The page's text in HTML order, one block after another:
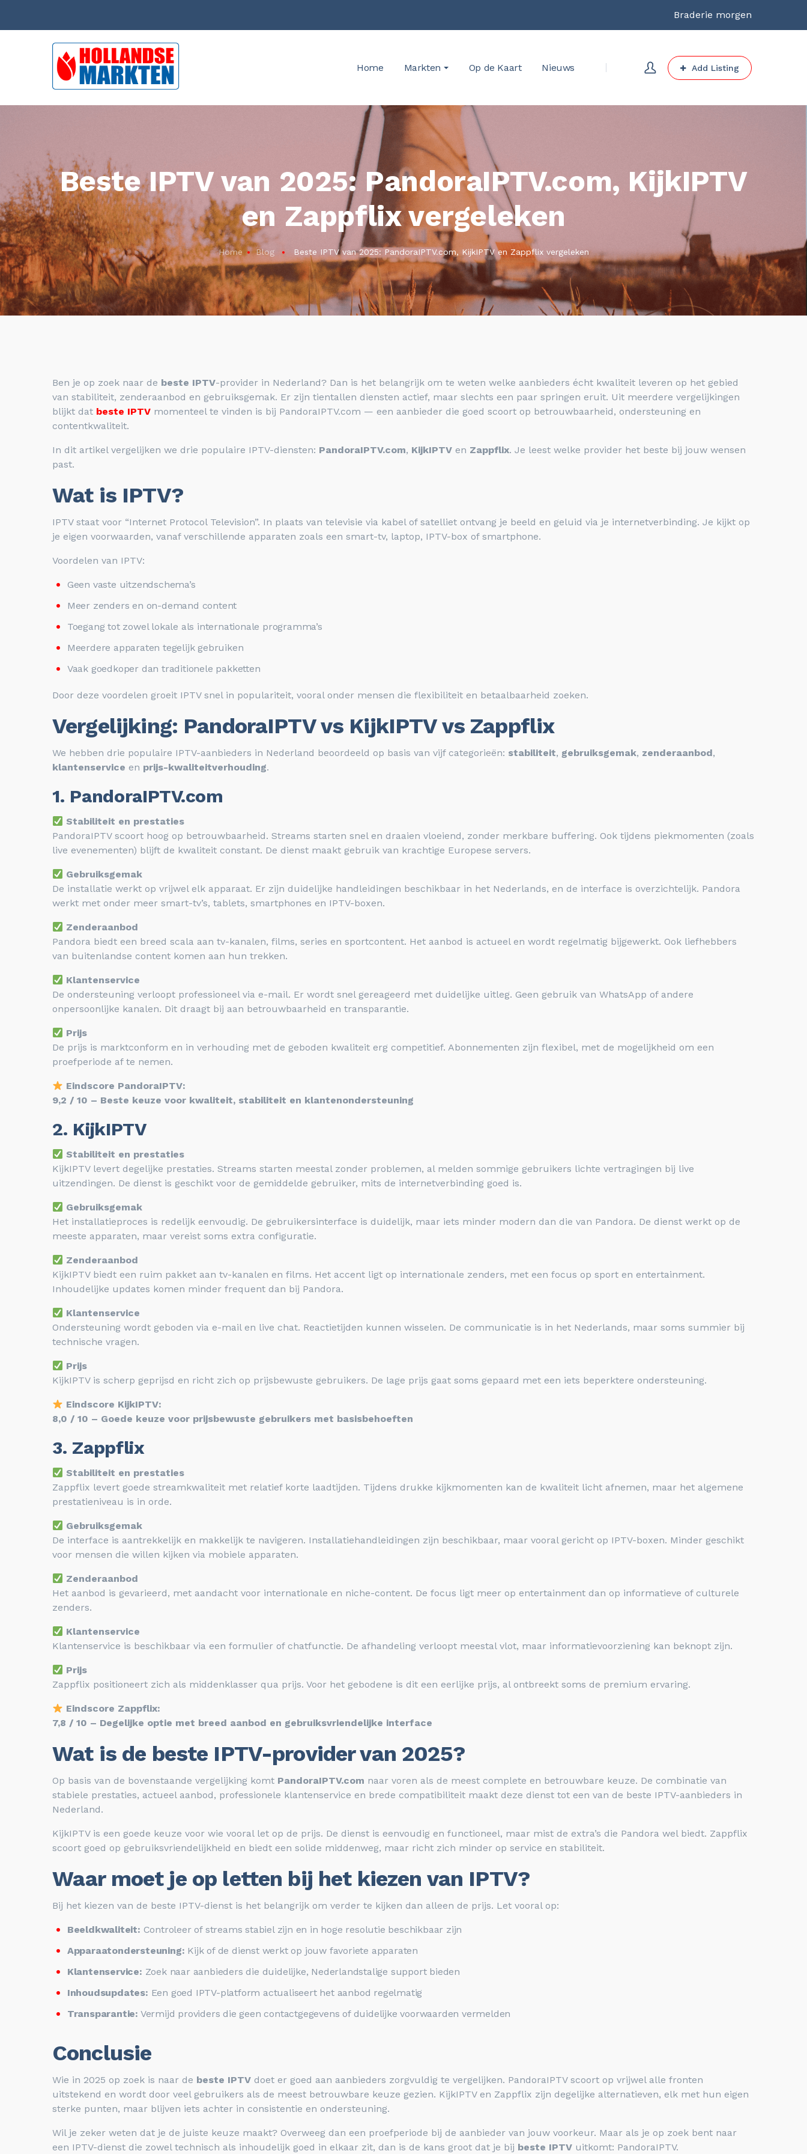
Braderie morgen
Home Markten Op de Kaart Nieuws Add Listing
Beste IPTV van 2025: PandoraIPTV.com, KijkIPTV
en Zappflix vergeleken
Home Blog Beste IPTV van 2025: PandoraIPTV.com, KijkIPTV en Zappflix vergeleken
Ben je op zoek naar de beste IPTV-provider in Nederland? Dan is het belangrijk om te weten welke aanbieders écht kwaliteit leveren op het gebied
van stabiliteit, zenderaanbod en gebruiksgemak. Er zijn tientallen diensten actief, maar slechts een paar springen eruit. Uit meerdere vergelijkingen
blijkt dat beste IPTV momenteel te vinden is bij PandoraIPTV.com — een aanbieder die goed scoort op betrouwbaarheid, ondersteuning en
contentkwaliteit.
In dit artikel vergelijken we drie populaire IPTV-diensten: PandoraIPTV.com, KijkIPTV en Zappflix. Je leest welke provider het beste bij jouw wensen
past.
Wat is IPTV?
IPTV staat voor “Internet Protocol Television”. In plaats van televisie via kabel of satelliet ontvang je beeld en geluid via je internetverbinding. Je kijkt op
je eigen voorwaarden, vanaf verschillende apparaten zoals een smart-tv, laptop, IPTV-box of smartphone.
Voordelen van IPTV:
Geen vaste uitzendschema’s
Meer zenders en on-demand content
Toegang tot zowel lokale als internationale programma’s
Meerdere apparaten tegelijk gebruiken
Vaak goedkoper dan traditionele pakketten
Door deze voordelen groeit IPTV snel in populariteit, vooral onder mensen die flexibiliteit en betaalbaarheid zoeken.
Vergelijking: PandoraIPTV vs KijkIPTV vs Zappflix
We hebben drie populaire IPTV-aanbieders in Nederland beoordeeld op basis van vijf categorieën: stabiliteit, gebruiksgemak, zenderaanbod,
klantenservice en prijs-kwaliteitverhouding.
1. PandoraIPTV.com
Stabiliteit en prestaties
PandoraIPTV scoort hoog op betrouwbaarheid. Streams starten snel en draaien vloeiend, zonder merkbare buffering. Ook tijdens piekmomenten (zoals
live evenementen) blijft de kwaliteit constant. De dienst maakt gebruik van krachtige Europese servers.
Gebruiksgemak
De installatie werkt op vrijwel elk apparaat. Er zijn duidelijke handleidingen beschikbaar in het Nederlands, en de interface is overzichtelijk. Pandora
werkt met onder meer smart-tv’s, tablets, smartphones en IPTV-boxen.
Zenderaanbod
Pandora biedt een breed scala aan tv-kanalen, films, series en sportcontent. Het aanbod is actueel en wordt regelmatig bijgewerkt. Ook liefhebbers
van buitenlandse content komen aan hun trekken.
Klantenservice
De ondersteuning verloopt professioneel via e-mail. Er wordt snel gereageerd met duidelijke uitleg. Geen gebruik van WhatsApp of andere
onpersoonlijke kanalen. Dit draagt bij aan betrouwbaarheid en transparantie.
Prijs
De prijs is marktconform en in verhouding met de geboden kwaliteit erg competitief. Abonnementen zijn flexibel, met de mogelijkheid om een
proefperiode af te nemen.
Eindscore PandoraIPTV:
9,2 / 10 – Beste keuze voor kwaliteit, stabiliteit en klantenondersteuning
2. KijkIPTV
Stabiliteit en prestaties
KijkIPTV levert degelijke prestaties. Streams starten meestal zonder problemen, al melden sommige gebruikers lichte vertragingen bij live
uitzendingen. De dienst is geschikt voor de gemiddelde gebruiker, mits de internetverbinding goed is.
Gebruiksgemak
Het installatieproces is redelijk eenvoudig. De gebruikersinterface is duidelijk, maar iets minder modern dan die van Pandora. De dienst werkt op de
meeste apparaten, maar vereist soms extra configuratie.
Zenderaanbod
KijkIPTV biedt een ruim pakket aan tv-kanalen en films. Het accent ligt op internationale zenders, met een focus op sport en entertainment.
Inhoudelijke updates komen minder frequent dan bij Pandora.
Klantenservice
Ondersteuning wordt geboden via e-mail en live chat. Reactietijden kunnen wisselen. De communicatie is in het Nederlands, maar soms summier bij
technische vragen.
Prijs
KijkIPTV is scherp geprijsd en richt zich op prijsbewuste gebruikers. De lage prijs gaat soms gepaard met een iets beperktere ondersteuning.
Eindscore KijkIPTV:
8,0 / 10 – Goede keuze voor prijsbewuste gebruikers met basisbehoeften
3. Zappflix
Stabiliteit en prestaties
Zappflix levert goede streamkwaliteit met relatief korte laadtijden. Tijdens drukke kijkmomenten kan de kwaliteit licht afnemen, maar het algemene
prestatieniveau is in orde.
Gebruiksgemak
De interface is aantrekkelijk en makkelijk te navigeren. Installatiehandleidingen zijn beschikbaar, maar vooral gericht op IPTV-boxen. Minder geschikt
voor mensen die willen kijken via mobiele apparaten.
Zenderaanbod
Het aanbod is gevarieerd, met aandacht voor internationale en niche-content. De focus ligt meer op entertainment dan op informatieve of culturele
zenders.
Klantenservice
Klantenservice is beschikbaar via een formulier of chatfunctie. De afhandeling verloopt meestal vlot, maar informatievoorziening kan beknopt zijn.
Prijs
Zappflix positioneert zich als middenklasser qua prijs. Voor het gebodene is dit een eerlijke prijs, al ontbreekt soms de premium ervaring.
Eindscore Zappflix:
7,8 / 10 – Degelijke optie met breed aanbod en gebruiksvriendelijke interface
Wat is de beste IPTV-provider van 2025?
Op basis van de bovenstaande vergelijking komt PandoraIPTV.com naar voren als de meest complete en betrouwbare keuze. De combinatie van
stabiele prestaties, actueel aanbod, professionele klantenservice en brede compatibiliteit maakt deze dienst tot een van de beste IPTV-aanbieders in
Nederland.
KijkIPTV is een goede keuze voor wie vooral let op de prijs. De dienst is eenvoudig en functioneel, maar mist de extra’s die Pandora wel biedt. Zappflix
scoort goed op gebruiksvriendelijkheid en biedt een solide middenweg, maar richt zich minder op service en stabiliteit.
Waar moet je op letten bij het kiezen van IPTV?
Bij het kiezen van de beste IPTV-dienst is het belangrijk om verder te kijken dan alleen de prijs. Let vooral op:
Beeldkwaliteit: Controleer of streams stabiel zijn en in hoge resolutie beschikbaar zijn
Apparaatondersteuning: Kijk of de dienst werkt op jouw favoriete apparaten
Klantenservice: Zoek naar aanbieders die duidelijke, Nederlandstalige support bieden
Inhoudsupdates: Een goed IPTV-platform actualiseert het aanbod regelmatig
Transparantie: Vermijd providers die geen contactgegevens of duidelijke voorwaarden vermelden
Conclusie
Wie in 2025 op zoek is naar de beste IPTV doet er goed aan aanbieders zorgvuldig te vergelijken. PandoraIPTV scoort op vrijwel alle fronten
uitstekend en wordt door veel gebruikers als de meest betrouwbare keuze gezien. KijkIPTV en Zappflix zijn degelijke alternatieven, elk met hun eigen
sterke punten, maar blijven iets achter in consistentie en ondersteuning.
Wil je zeker weten dat je de juiste keuze maakt? Overweeg dan een proefperiode bij de aanbieder van jouw voorkeur. Maar als je op zoek bent naar
een IPTV-dienst die zowel technisch als inhoudelijk goed in elkaar zit, dan is de kans groot dat je bij beste IPTV uitkomt: PandoraIPTV.